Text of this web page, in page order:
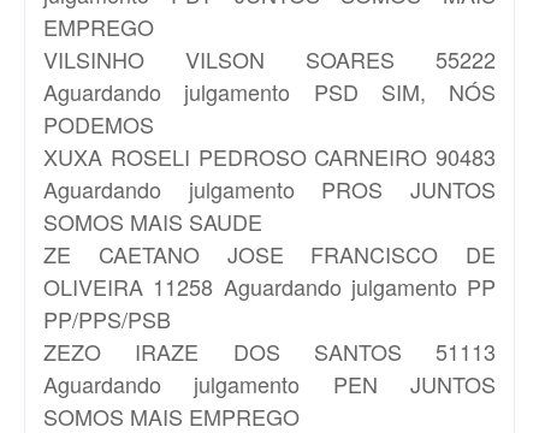
EMPREGO
VILSINHO VILSON SOARES 55222
Aguardando julgamento PSD SIM, NÓS
PODEMOS
XUXA ROSELI PEDROSO CARNEIRO 90483
Aguardando julgamento PROS JUNTOS
SOMOS MAIS SAUDE
ZE CAETANOJOSE FRANCISCO DE
OLIVEIRA 11258 Aguardando julgamento PP
PP/PPS/PSB
ZEZO IRAZE DOS SANTOS 51113
Aguardando julgamento PEN JUNTOS
SOMOS MAIS EMPREGO